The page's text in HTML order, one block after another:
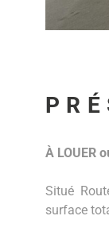
À LOUER
Situé
surface